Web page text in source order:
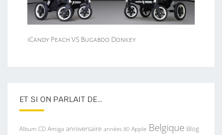
iCandy Peach VS Bugaboo Donkey
ET SI ON PARLAIT DE…
Album CD Amiga anniversaire années 80 Apple Belgique Blog